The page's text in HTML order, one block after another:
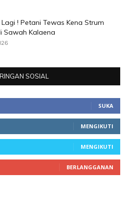
! Petani Tewas Kena Strum
Sawah Kalaena
SOSIAL
SUKA
MENGIKUTI
MENGIKUTI
BERLANGGANAN